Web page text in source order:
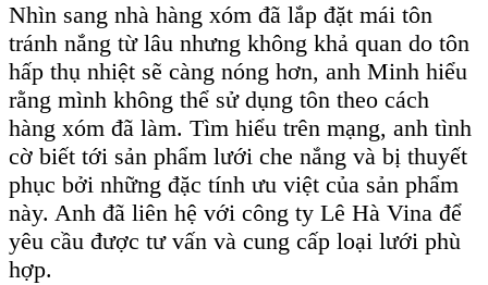
Nhìn sang nhà hàng xóm đã lắp đặt mái tôn
tránh nắng từ lâu nhưng không khả quan do tôn
hấp thụ nhiệt sẽ càng nóng hơn, anh Minh hiểu
rằng mình không thể sử dụng tôn theo cách
hàng xóm đã làm. Tìm hiểu trên mạng, anh tình
cờ biết tới sản phẩm lưới che nắng và bị thuyết
phục bởi những đặc tính ưu việt của sản phẩm
này. Anh đã liên hệ với công ty Lê Hà Vina để
yêu cầu được tư vấn và cung cấp loại lưới phù
hợp.